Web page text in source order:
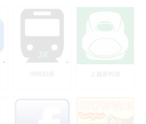
JR時刻表